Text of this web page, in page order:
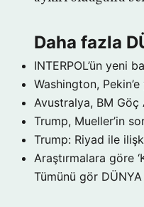
Daha fazla
INTERPOL’ün yeni
Washington,
Avustralya, BM Göç
Trump, Mueller’in
Trump: Riyad ile
Araştırmalara göre
Tümünü gör